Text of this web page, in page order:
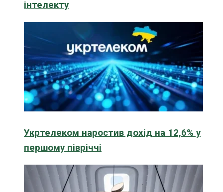
інтелекту
Укртелеком наростив дохід на 12,6% у
першому півріччі